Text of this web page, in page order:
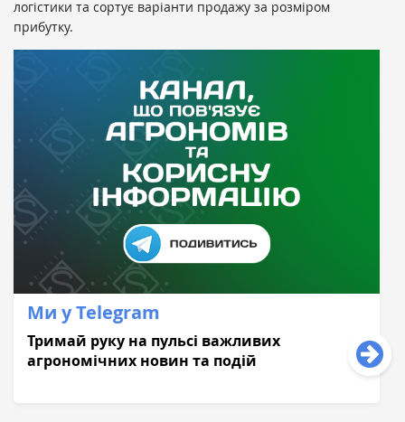
логістики та сортує варіанти продажу за розміром
прибутку.
Ми у Telegram
Тримай руку на пульсі важливих
агрономічних новин та подій